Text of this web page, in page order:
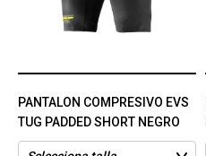
PANTALON COMPRESIVO EVS
TUG PADDED SHORT NEGRO